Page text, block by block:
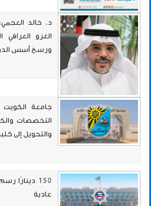
د. خالد
الغزو
ورسخ أسس
جامعة
التخصصات
والتحويل إلى
150 دينارًا
عادية